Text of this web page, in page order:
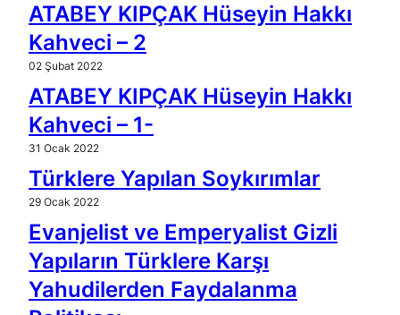
ATABEY KIPÇAK Hüseyin Hakkı
Kahveci – 2
02 Şubat 2022
ATABEY KIPÇAK Hüseyin Hakkı
Kahveci – 1-
31 Ocak 2022
Türklere Yapılan Soykırımlar
29 Ocak 2022
Evanjelist ve Emperyalist Gizli
Yapıların Türklere Karşı
Yahudilerden Faydalanma